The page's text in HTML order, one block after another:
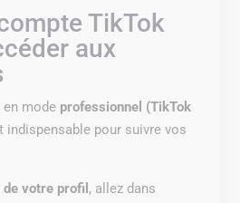
TikTok
aux
mode professionnel (TikTok
indispensable pour suivre vos
votre profil , allez dans